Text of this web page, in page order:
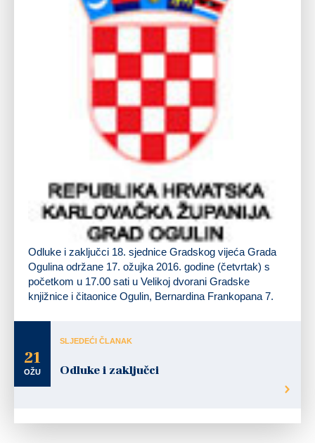
Odluke i zaključci 18. sjednice Gradskog vijeća Grada
Ogulina održane 17. ožujka 2016. godine (četvrtak) s
početkom u 17.00 sati u Velikoj dvorani Gradske
knjižnice i čitaonice Ogulin, Bernardina Frankopana 7.
21
OŽU
SLJEDEĆI ČLANAK
Odluke i zaključci